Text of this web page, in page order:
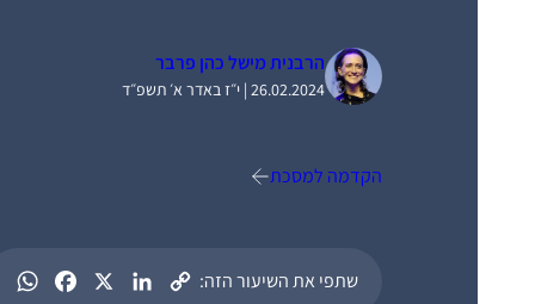
הרבנית מישל כהן פרבר
26.02.2024 | י״ז באדר א׳ תשפ״ד
הקדמה למסכת
שתפי את השיעור הזה: